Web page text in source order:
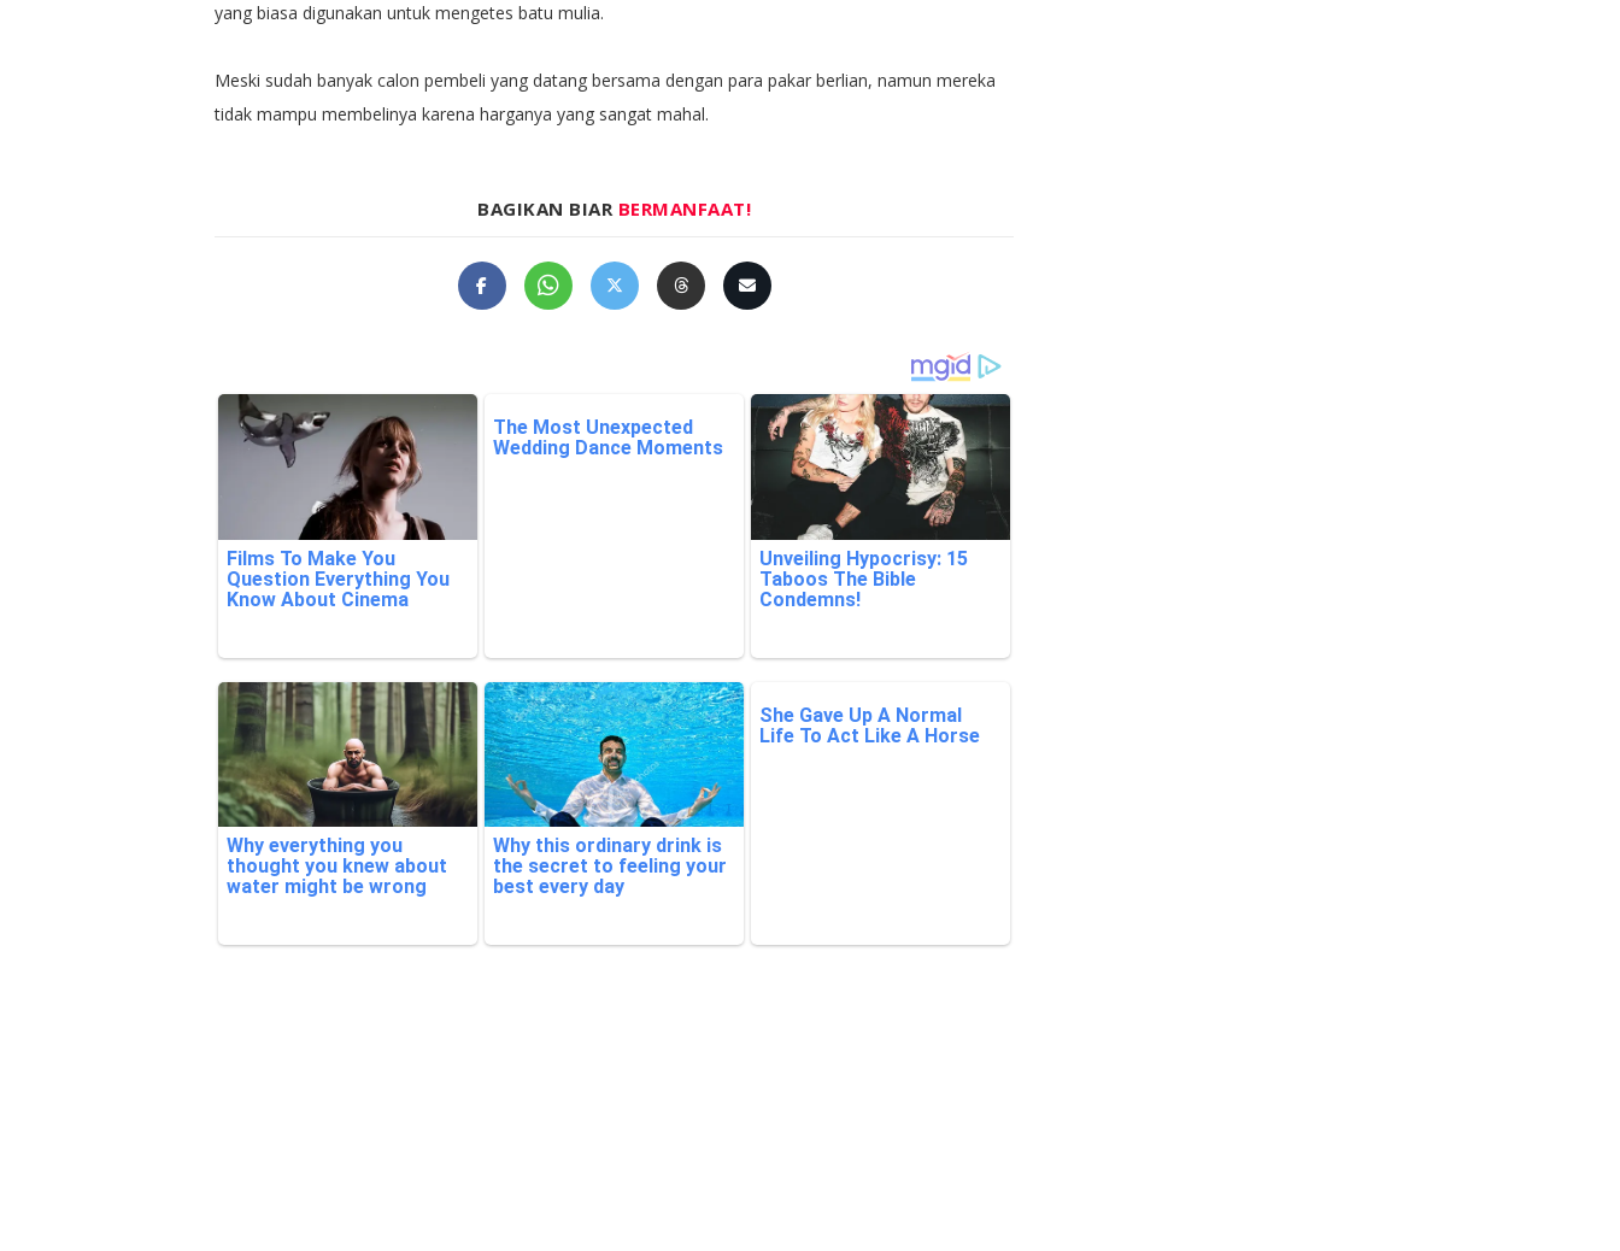
yang biasa digunakan untuk mengetes batu mulia.
Meski sudah banyak calon pembeli yang datang bersama dengan para pakar berlian, namun mereka
tidak mampu membelinya karena harganya yang sangat mahal.
BAGIKAN BIAR BERMANFAAT!